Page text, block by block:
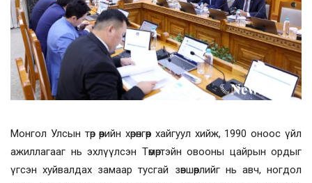
Монгол Улсын төр өөрийн хөрөнгөөр хайгуул хийж, 1990 оноос үйл
ажиллагааг нь эхлүүлсэн Төмөртэйн овооны цайрын ордыг
үгсэн хуйвалдах замаар тусгай зөвшөөрлийг нь авч, ногдол